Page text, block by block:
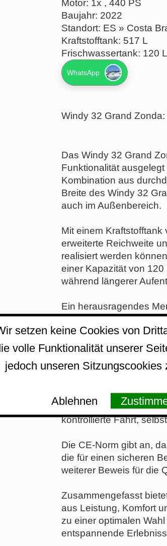
Motor: 1x , 440 PS
Baujahr: 2022
Standort: ES » Costa
Kraftstofftank: 517 L
Frischwassertank: 120 L
WhatsApp
Windy 32 Grand
Das Windy 32 Grand
Funktionalität
Kombination aus
Breite des Windy 32
auch im Außenbereich.
Mit einem
erweiterte Reichweite
realisiert werden
einer Kapazität von
während längerer
Ein herausragendes
Motor mit 440 PS.
und ermöglicht
Interesse sind. Die
Fahren mit dem
Das Rumpfmaterial
ausgelegt. Dies sorgt
eine effiziente
kontrollierte Fahrt,
Die CE-Norm gibt an,
die für einen sicheren
weiterer Beweis für die
Zusammengefasst
aus Leistung, Komfort
zu einer optimalen
entspannende
setzen keine Cookies von
volle Funktionalität unserer
jedoch unseren Sitzungscookies
Ablehnen